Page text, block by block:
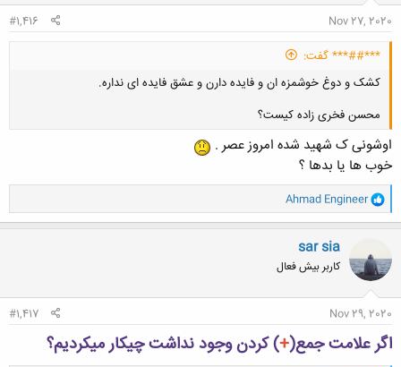
Nov 27, 2020
#1,416
***##*** گفت:
کشک و دوغ خوشمزه ان و فایده دارن و عشق فایده ای نداره.
محسن فخری زاده کیست؟
اوشونی ک شهید شده امروز عصر .
خوب ها یا بدها ؟
و
ا
ک
ش
ه
ا
Ahmad Engineer
sar sia
کاربر بیش فعال
Nov 29, 2020
#1,417
اگر علامت جمع(+) کردن وجود نداشت چیکار میکردیم؟